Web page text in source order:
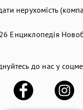
нерухомість
Енциклопедія
до нас у